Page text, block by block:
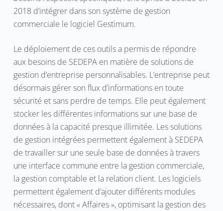
2018 d’intégrer dans son système de gestion
commerciale le logiciel Gestimum.
Le déploiement de ces outils a permis de répondre
aux besoins de SEDEPA en matière de solutions de
gestion d’entreprise personnalisables. L’entreprise peut
désormais gérer son flux d’informations en toute
sécurité et sans perdre de temps. Elle peut également
stocker les différentes informations sur une base de
données à la capacité presque illimitée. Les solutions
de gestion intégrées permettent également à SEDEPA
de travailler sur une seule base de données à travers
une interface commune entre la gestion commerciale,
la gestion comptable et la relation client. Les logiciels
permettent également d’ajouter différents modules
nécessaires, dont « Affaires », optimisant la gestion des